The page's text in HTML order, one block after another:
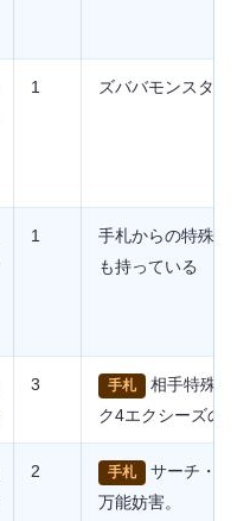
1 ズババモンスター
1
手札からの特殊し
も持っている
3 手札
相手特殊召
ク4エクシーズの素
2 手札
サーチ・サ
万能妨害。